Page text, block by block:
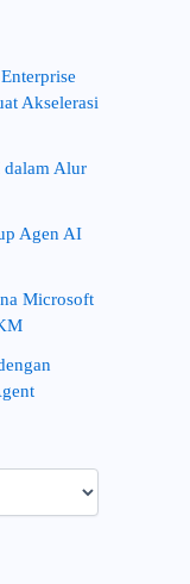
Akselerasi
dalam Alur
Agen AI
Microsoft